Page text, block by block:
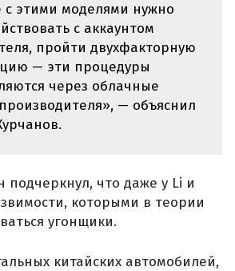
с этими моделями нужно
с аккаунтом
пройти двухфакторную
— эти процедуры
через облачные
— объяснил
подчеркнул, что даже у Li и
которыми в теории
угонщики.
китайских автомобилей,